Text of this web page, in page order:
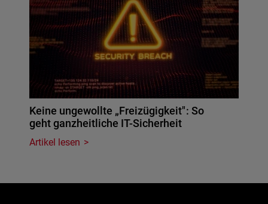
Keine ungewollte „Freizügigkeit": So
geht ganzheitliche IT-Sicherheit
Artikel lesen